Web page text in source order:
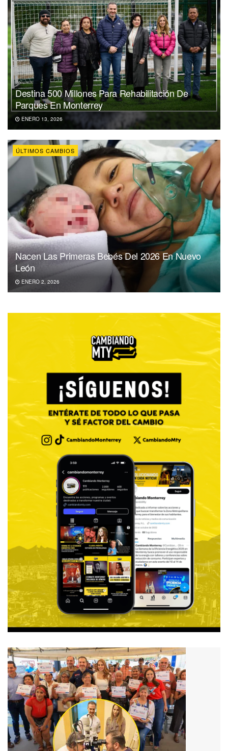
Destina 500 Millones Para Rehabilitación De
Parques En Monterrey
ENERO 13, 2026
ÚLTIMOS CAMBIOS
Nacen Las Primeras Bebés Del 2026 En Nuevo
León
ENERO 2, 2026